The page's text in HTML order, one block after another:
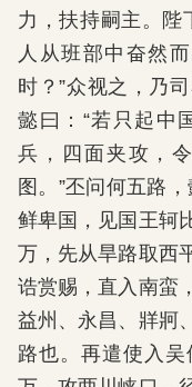
力，扶持嗣主。陛
人从班部中奋然
时？”众视之，乃
懿曰：“若只起中
兵，四面夹攻，
图。”丕问何五路
鲜卑国，见国王轲
万，先从旱路取西
诰赏赐，直入南蛮
益州、永昌、牂牁
路也。再遣使入